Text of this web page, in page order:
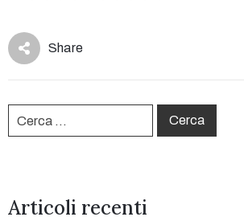
Share
Articoli recenti